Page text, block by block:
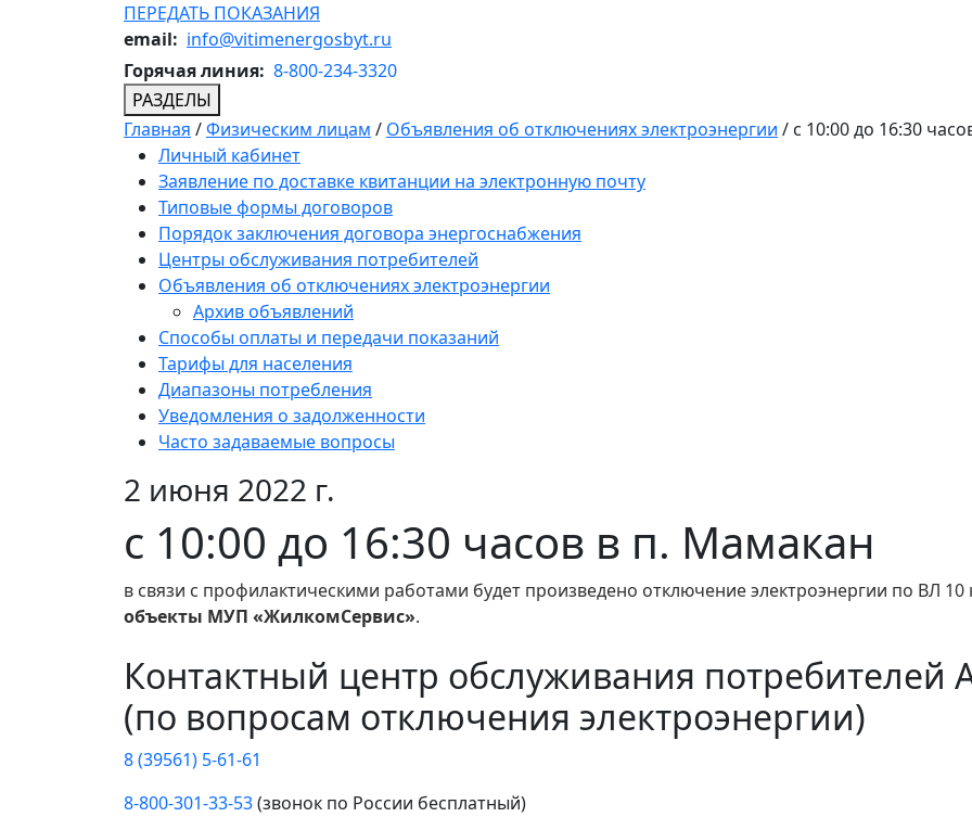
ПЕРЕДАТЬ ПОКАЗАНИЯ
email: info@vitimenergosbyt.ru
Горячая линия: 8-800-234-3320
РАЗДЕЛЫ
Главная /Физическим лицам / Объявления об отключениях электроэнергии / с 10:00 до 16:30
Личный кабинет
Заявление по доставке квитанции на электронную почту
Типовые формы договоров
Порядок заключения договора энергоснабжения
Центры обслуживания потребителей
Объявления об отключениях электроэнергии
Архив объявлений
Способы оплаты и передачи показаний
Тарифы для населения
Диапазоны потребления
Уведомления о задолженности
Часто задаваемые вопросы
2 июня 2022 г.
с 10:00 до 16:30 часов в п. Мамакан
в связи с профилактическими работами будет произведено отключение электроэнергии по ВЛ 10
объекты МУП «ЖилкомСервис».
Контактный центр обслуживания потребителей
(по вопросам отключения электроэнергии)
8 (39561) 5-61-61
8-800-301-33-53(звонок по России бесплатный)